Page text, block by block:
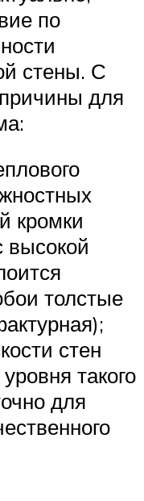
по
стены. С
для
кромки
высокой
толстые
стен
такого
для